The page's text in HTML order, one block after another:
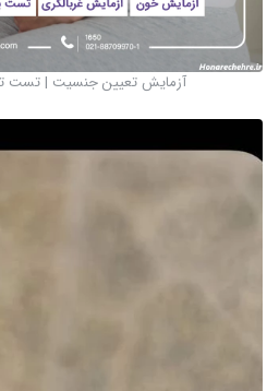
آزمایش تعیین جنسیت | تست